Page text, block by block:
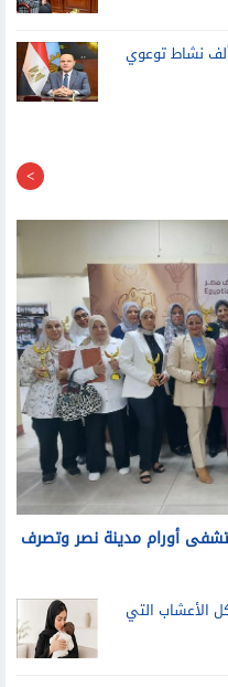
الغربية: 412 ألف مستفيد من 26 ألف نشاط توعوي
أورام مدينة نصر وتصرف
الأعشاب التي